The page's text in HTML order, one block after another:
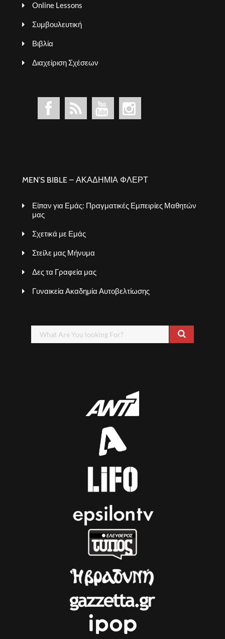
Online Lessons
Συμβουλευτική
Βιβλία
Διαχείριση Σχέσεων
MEN’S BIBLE – ΑΚΑΔΗΜΙΑ ΦΛΕΡΤ
Είπαν για Εμάς: Πραγματικές Εμπειρίες Μαθητών
μας
Σχετικά με Εμάς
Στείλε μας Μήνυμα
Δες τα Γραφεία μας
Γυναικεία Ακαδημία Αυτοβελτίωσης